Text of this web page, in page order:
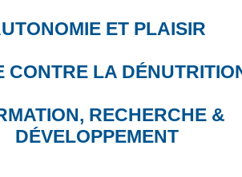
ET PLAISIR
CONTRE LA
RECHERCHE &
DÉVELOPPEMENT